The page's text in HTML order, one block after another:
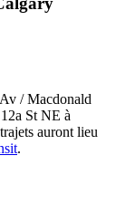
/ Macdonald
St NE à
auront lieu
.